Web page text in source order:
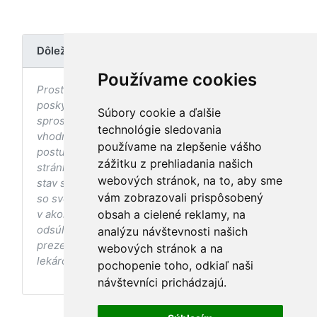
Používame cookies
Súbory cookie a ďalšie
technológie sledovania
používame na zlepšenie vášho
zážitku z prehliadania našich
webových stránok, na to, aby sme
vám zobrazovali prispôsobený
obsah a cielené reklamy, na
analýzu návštevnosti našich
webových stránok a na
pochopenie toho, odkiaľ naši
návštevníci prichádzajú.
Dôležité upozornenie
Prostredníctvom stránky nedochádza k
poskytovaniu zdravotnej starostlivosti, ani k jej
sprostredkovaniu, ani k jej nahrádzaniu. O
vhodných postupoch v oblasti zdravia, vhodnosti
postupov a odporúčaní prezentovaných na
stránke s ohľadom na Váš zdravotný
stav sa pred ich aplikáciou vždy vopred poraďte
so svojím ošetrujúcim lekárom, a to najmä ak ste
v akomkoľvek štádiu tehotenstva. Bez
odsúhlasenia postupov a odporúčaní
prezentovaných na stránke Vaším ošetrujúcim
lekárom tieto postupy a odporúčania neaplikujte.